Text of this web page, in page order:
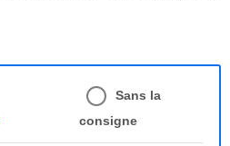
Sans la
consigne